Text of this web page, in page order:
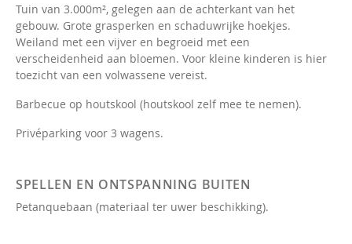
Tuin van 3.000m², gelegen aan de achterkant van het
gebouw. Grote grasperken en schaduwrijke hoekjes.
Weiland met een vijver en begroeid met een
verscheidenheid aan bloemen. Voor kleine kinderen is hier
toezicht van een volwassene vereist.
Barbecue op houtskool (houtskool zelf mee te nemen).
Privéparking voor 3 wagens.
SPELLEN EN ONTSPANNING BUITEN
Petanquebaan (materiaal ter uwer beschikking).